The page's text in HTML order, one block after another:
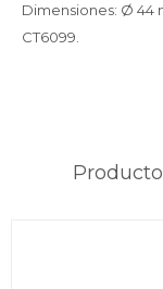
Dimensiones: Ø 44
CT6099.